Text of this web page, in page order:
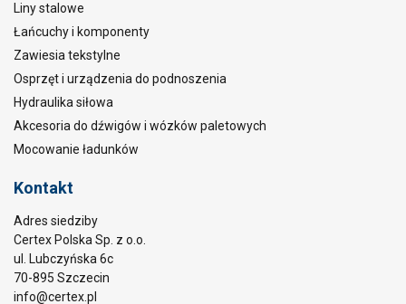
Liny stalowe
Łańcuchy i komponenty
Zawiesia tekstylne
Osprzęt i urządzenia do podnoszenia
Hydraulika siłowa
Akcesoria do dźwigów i wózków paletowych
Mocowanie ładunków
Kontakt
Adres siedziby
Certex Polska Sp. z o.o.
ul. Lubczyńska 6c
70-895 Szczecin
info@certex.pl